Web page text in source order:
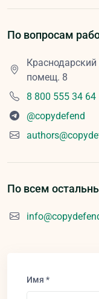
По вопросам
помещ. 8
8 800 555 34 64
@copydefend
По всем
Имя *